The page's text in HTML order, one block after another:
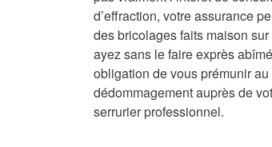
d’effraction, votre assurance
des bricolages faits maison
ayez sans le faire exprès
obligation de vous prémunir
dédommagement auprès de
serrurier professionnel.